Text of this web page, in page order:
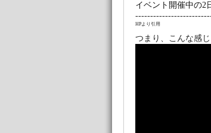
イベント開催中の2
HPより引用
つまり、こんな感じ